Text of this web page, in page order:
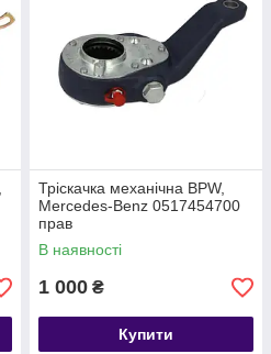
Тріскачка механічна BPW,
Mercedes-Benz 0517454700
прав
В наявності
1 000 ₴
Купити